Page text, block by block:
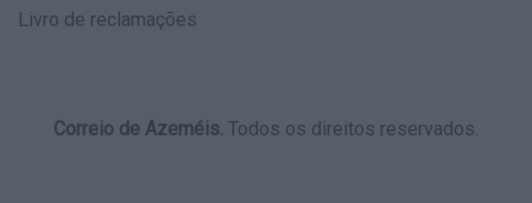
Livro de reclamações
Correio de Azeméis. Todos os direitos reservados.